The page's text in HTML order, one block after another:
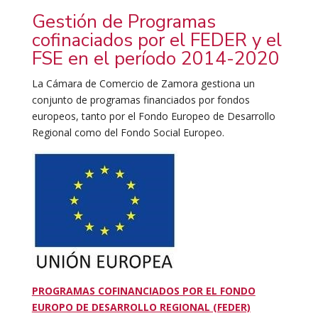
Gestión de Programas
cofinaciados por el FEDER y el
FSE en el período 2014-2020
La Cámara de Comercio de Zamora gestiona un
conjunto de programas financiados por fondos
europeos, tanto por el Fondo Europeo de Desarrollo
Regional como del Fondo Social Europeo.
PROGRAMAS COFINANCIADOS POR EL FONDO
EUROPO DE DESARROLLO REGIONAL (FEDER)